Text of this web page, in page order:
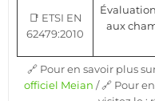
📑 ETSI EN
62479:2010
aux
🔗 Pour en savoir plus
officiel Meian / 🔗 Pour